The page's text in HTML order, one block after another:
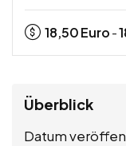
18,50Euro -
Überblick
Datum